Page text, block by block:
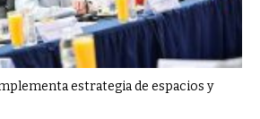
estrategia de espacios y